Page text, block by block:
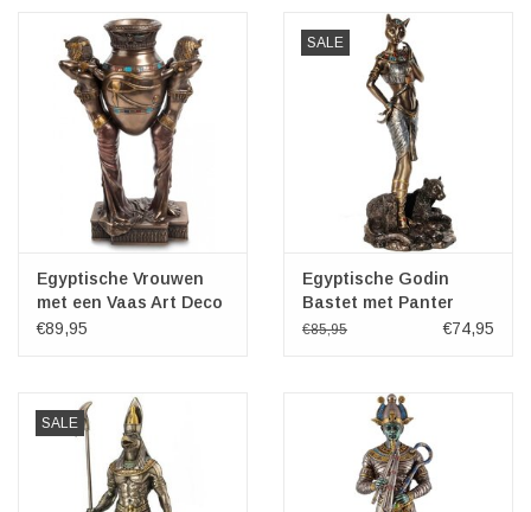
Egyptische Vrouwen
met een Vaas Art Deco
Stijl
€89,95
SALE
Egyptische Godin
Bastet met Panter
Veronese Design
€85,95 €74,95
SALE